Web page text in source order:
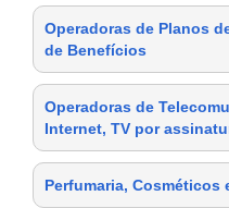
Operadoras de Planos
de Benefícios
Operadoras de
Internet, TV por
Perfumaria, Cosméticos